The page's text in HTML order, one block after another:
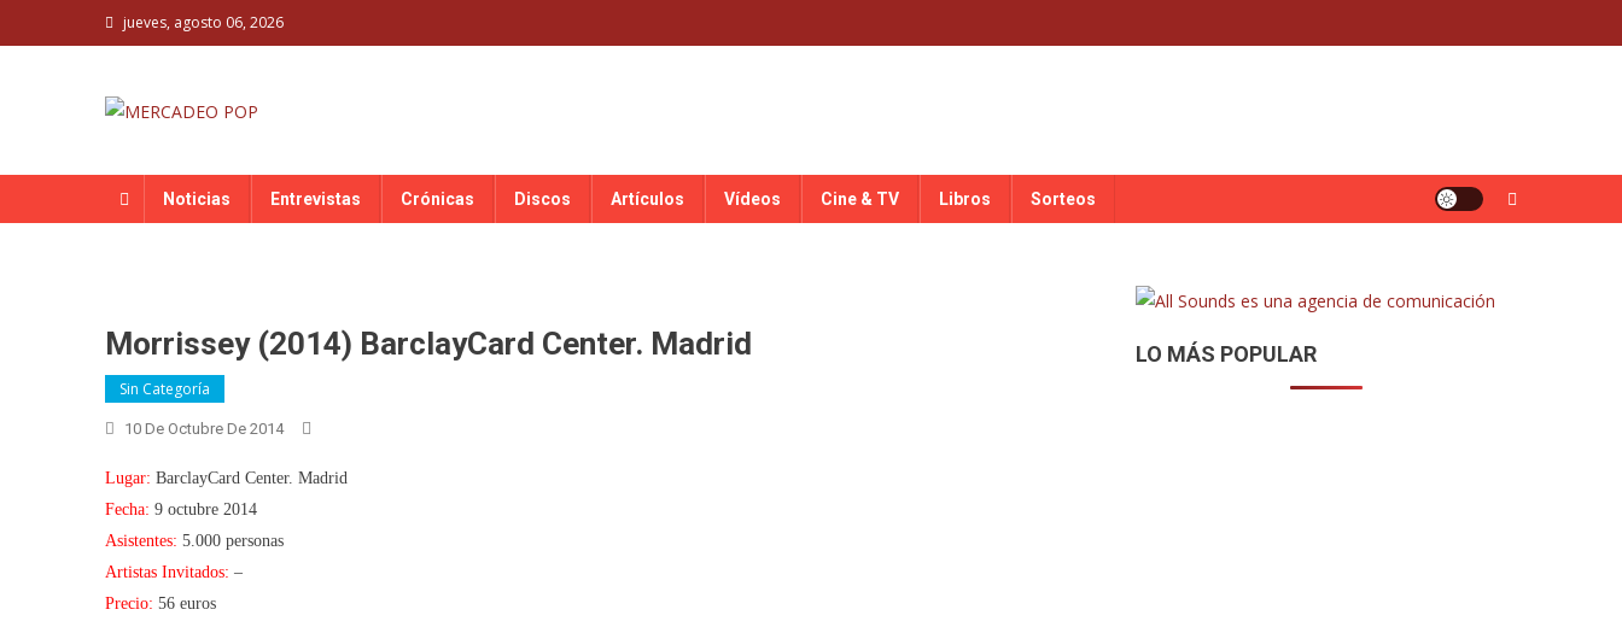
to
jueves, agosto 06, 2026
Noticias Entrevistas Crónicas Discos Artículos Vídeos Cine & TV Libros Sorteos
Morrissey (2014) BarclayCard Center. Madrid
Sin Categoría
10 De Octubre De 2014
Lugar: BarclayCard Center. Madrid
Fecha: 9 octubre 2014
Asistentes: 5.000 personas
Artistas Invitados: –
Precio: 56 euros
LO MÁS POPULAR